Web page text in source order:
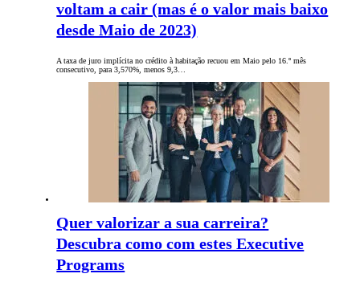
voltam a cair (mas é o valor mais baixo
desde Maio de 2023)
A taxa de juro implícita no crédito à habitação recuou em Maio pelo 16.º mês
consecutivo, para 3,570%, menos 9,3…
Quer valorizar a sua carreira?
Descubra como com estes Executive
Programs